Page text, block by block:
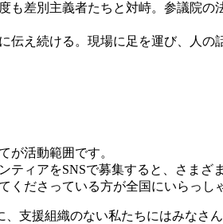
差別主義者たちと対峙。参議院
え続ける。現場に足を運び、人の
が活動範囲です。
ィアをSNSで募集すると、さま
ださっている方が全国にいらっし
支援組織のない私たちにはみなさ